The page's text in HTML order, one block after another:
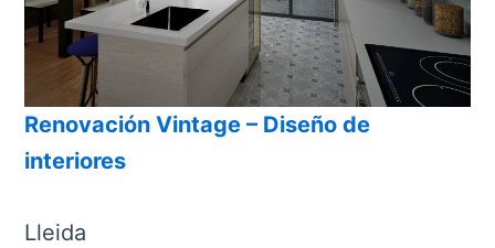
Renovación Vintage – Diseño de
interiores
Lleida